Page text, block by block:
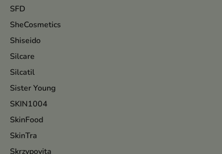
SFD
SheCosmetics
Shiseido
Silcare
Silcatil
Sister Young
SKIN1004
SkinFood
SkinTra
Skrzypovita